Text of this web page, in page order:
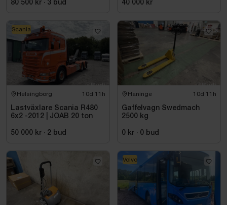
80 500 kr · 3 bud 40 000 kr
Helsingborg 10d 11h
Lastväxlare Scania R480
6x2 -2012 | JOAB 20 ton
50 000 kr · 2 bud
Scania
Haninge 10d 11h
Gaffelvagn Swedmach
2500 kg
0 kr · 0 bud
Volvo